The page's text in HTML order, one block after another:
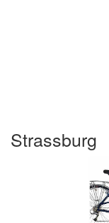
Strassburg